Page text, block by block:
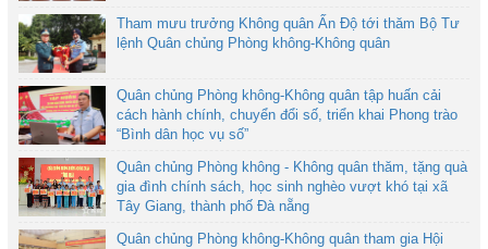
Tham mưu trưởng Không quân Ấn Độ tới thăm Bộ Tư
lệnh Quân chủng Phòng không-Không quân
Quân chủng Phòng không-Không quân tập huấn cải
cách hành chính, chuyển đổi số, triển khai Phong trào
“Bình dân học vụ số”
Quân chủng Phòng không - Không quân thăm, tặng quà
gia đình chính sách, học sinh nghèo vượt khó tại xã
Tây Giang, thành phố Đà nẵng
Quân chủng Phòng không-Không quân tham gia Hội